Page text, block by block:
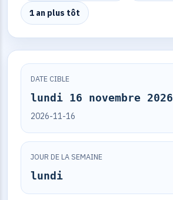
1 an plus tôt
DATE CIBLE
lundi 16 novembre 2026
2026-11-16
JOUR DE LA SEMAINE
lundi